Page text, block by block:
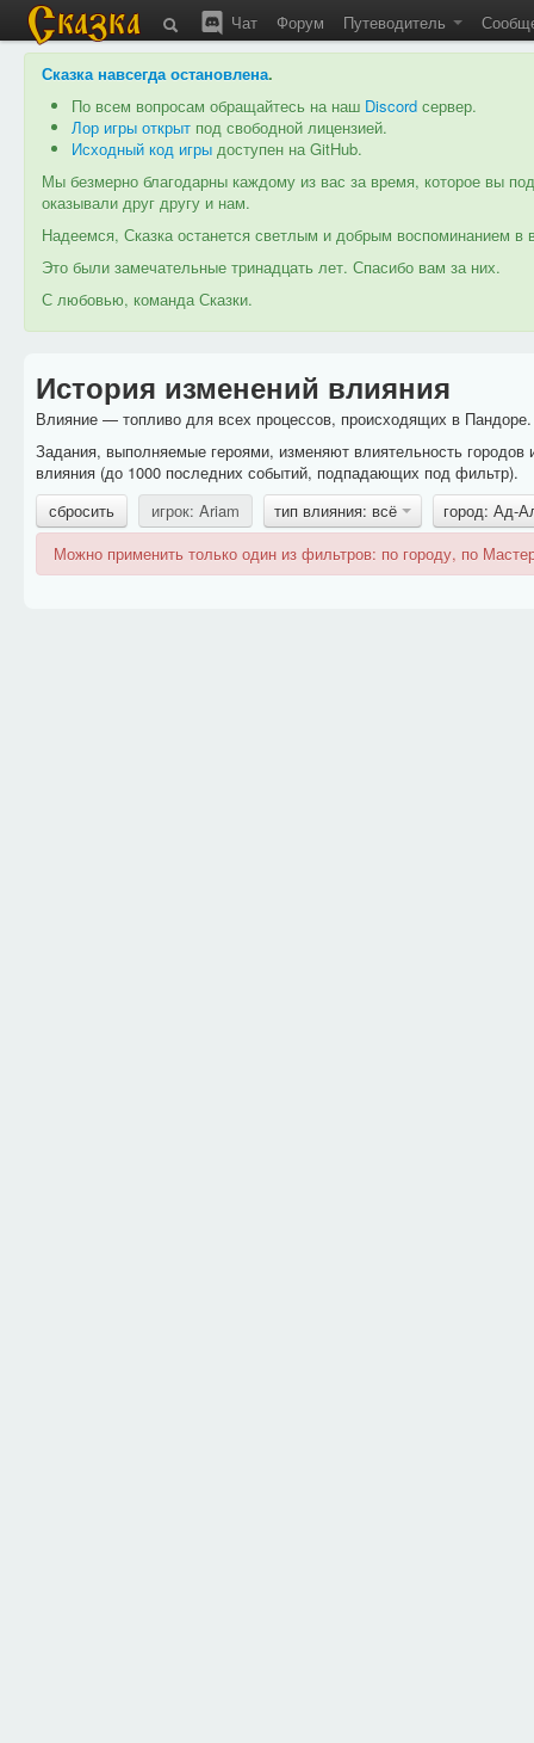
Чат Форум Путеводитель
Сказка навсегда остановлена.
По всем вопросам обращайтесь на наш Discord сервер.
Лор игры открыт под свободной лицензией.
Исходный код игры доступен на GitHub.
Мы безмерно благодарны каждому из вас за время, которое вы
оказывали друг другу и нам.
Надеемся, Сказка останется светлым и добрым воспоминанием
Это были замечательные тринадцать лет. Спасибо вам за них.
С любовью, команда Сказки.
История изменений влияния
Влияние — топливо для всех процессов, происходящих в
Задания, выполняемые героями, изменяют влиятельность
влияния (до 1000 последних событий, подпадающих под фильтр).
сбросить
игрок: Ariam тип влияния: всё
город: Ад-
Можно применить только один из фильтров: по городу, по